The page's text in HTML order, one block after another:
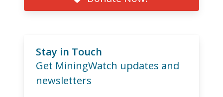
Stay in Touch
Get MiningWatch updates and
newsletters